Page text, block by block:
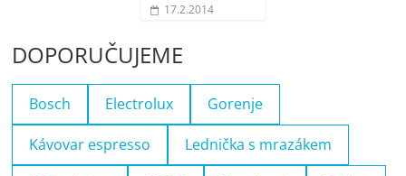
17.2.2014
DOPORUČUJEME
Bosch Electrolux Gorenje
Kávovar espresso Lednička s mrazákem